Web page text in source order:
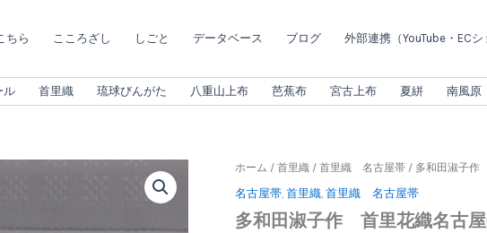
ちら こころざし しごと データベース ブログ 外部連携（YouTube・ECシ
ル 首里織 琉球びんがた 八重山上布 芭蕉布 宮古上布 夏絣 南風原
ホーム /首里織 /首里織 名古屋帯 / 多和田淑子
名古屋帯 ,首里織 ,首里織 名古屋帯
多和田淑子作 首里花織名古
多
和
田
淑